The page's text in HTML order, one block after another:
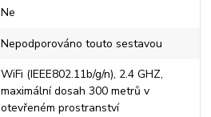
Ne
Nepodporováno touto sestavou
WiFi (IEEE802.11b/g/n), 2.4 GHZ,
maximální dosah 300 metrů v
otevřeném prostranství